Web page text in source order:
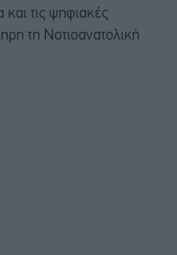
και τις ψηφιακές
τη Νοτιοανατολική